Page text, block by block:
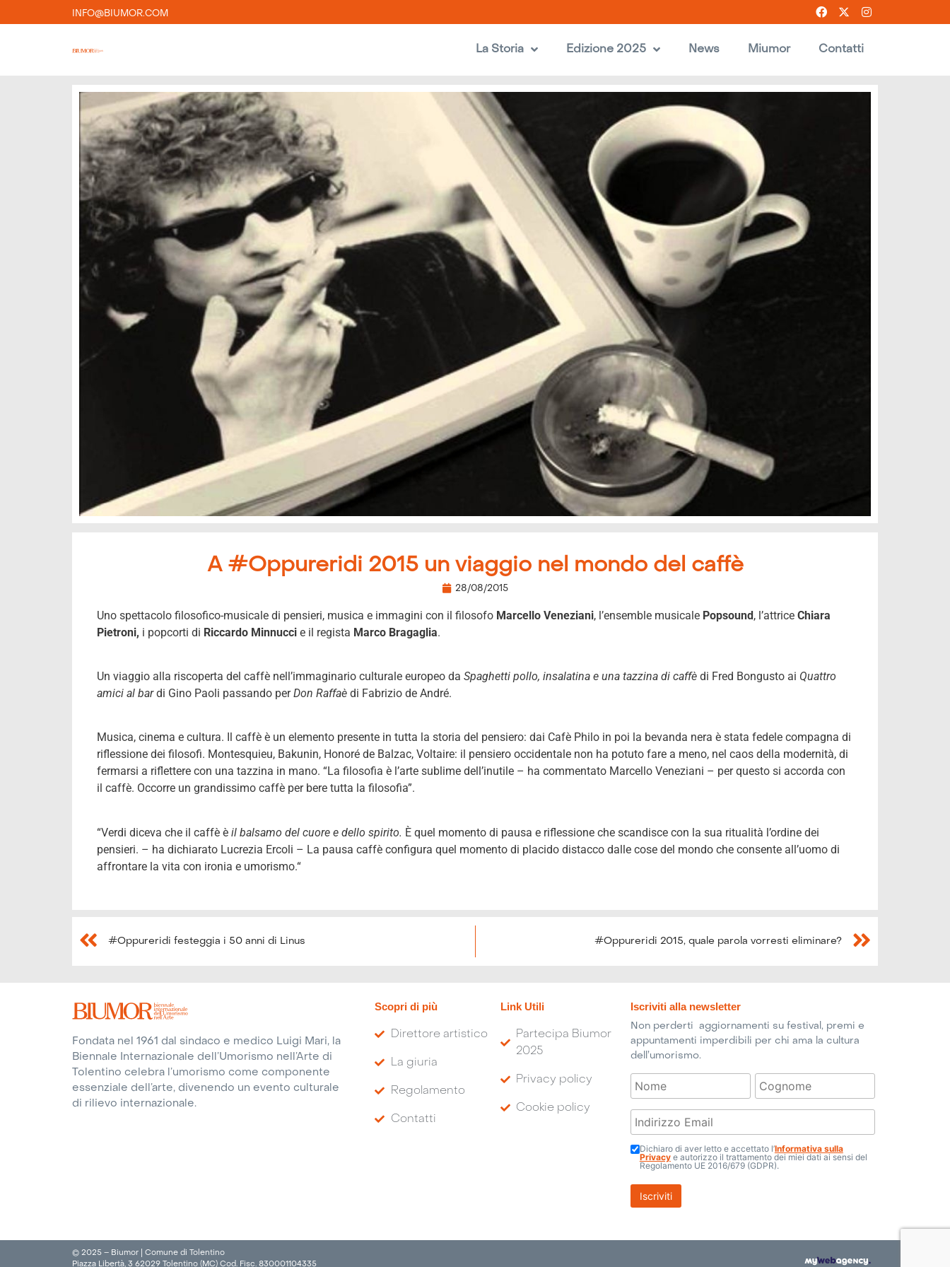
INFO@BIUMOR.COM
La Storia Edizione 2025 News Miumor Contatti
A #Oppureridi 2015 un viaggio nel mondo del caffè
28/08/2015
Uno spettacolo filosofico-musicale di pensieri, musica e immagini con il filosofo Marcello Veneziani, l’ensemble musicale Popsound, l’attrice Chiara
Pietroni, i popcorti di Riccardo Minnucci e il regista Marco Bragaglia.
Un viaggio alla riscoperta del caffè nell’immaginario culturale europeo da Spaghetti pollo, insalatina e una tazzina di caffè di Fred Bongusto ai Quattro
amici al bardi Gino Paoli passando perDon Raffaè di Fabrizio de André.
Musica, cinema e cultura. Il caffè è un elemento presente in tutta la storia del pensiero: dai Cafè Philo in poi la bevanda nera è stata fedele compagna di
riflessione dei filosofi. Montesquieu, Bakunin, Honoré de Balzac, Voltaire: il pensiero occidentale non ha potuto fare a meno, nel caos della modernità, di
fermarsi a riflettere con una tazzina in mano. “La filosofia è l’arte sublime dell’inutile – ha commentato Marcello Veneziani – per questo si accorda con
il caffè. Occorre un grandissimo caffè per bere tutta la filosofia”.
“Verdi diceva che il caffè è il balsamo del cuore e dello spirito. È quel momento di pausa e riflessione che scandisce con la sua ritualità l’ordine dei
pensieri. – ha dichiarato Lucrezia Ercoli – La pausa caffè configura quel momento di placido distacco dalle cose del mondo che consente all’uomo di
affrontare la vita con ironia e umorismo.“
#Oppureridi festeggia i 50 anni di Linus #Oppureridi 2015, quale parola vorresti eliminare?
Fondata nel 1961 dal sindaco e medico Luigi Mari, la
Biennale Internazionale dell’Umorismo nell’Arte di
Tolentino celebra l’umorismo come componente
essenziale dell’arte, divenendo un evento culturale
di rilievo internazionale.
Scopri di più
Direttore artistico
La giuria
Regolamento
Contatti
Link Utili
Partecipa Biumor
2025
Privacy policy
Cookie policy
Iscriviti alla newsletter
Non perderti aggiornamenti su festival, premi e
appuntamenti imperdibili per chi ama la cultura
dell’umorismo.
Dichiaro di aver letto e accettato l’Informativa sulla
Privacye autorizzo il trattamento dei miei dati ai sensi del
Regolamento UE 2016/679 (GDPR).
© 2025 – Biumor | Comune di Tolentino
Piazza Libertà, 3 62029 Tolentino (MC) Cod. Fisc. 830001104335